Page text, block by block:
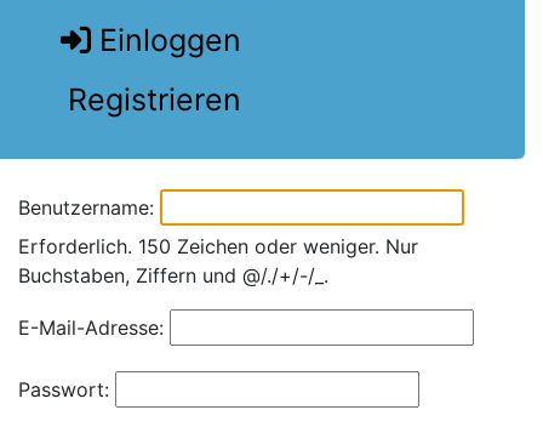
Einloggen
Registrieren
Benutzername:
Erforderlich. 150 Zeichen oder weniger. Nur
Buchstaben, Ziffern und @/./+/-/_.
E-Mail-Adresse:
Passwort: